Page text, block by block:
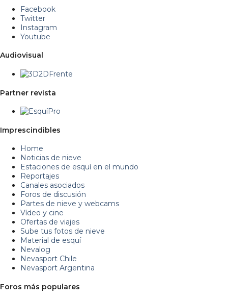
Facebook
Twitter
Instagram
Youtube
Audiovisual
Partner revista
Imprescindibles
Home
Noticias de nieve
Estaciones de esquí en el mundo
Reportajes
Canales asociados
Foros de discusión
Partes de nieve y webcams
Vídeo y cine
Ofertas de viajes
Sube tus fotos de nieve
Material de esquí
Nevalog
Nevasport Chile
Nevasport Argentina
Foros más populares